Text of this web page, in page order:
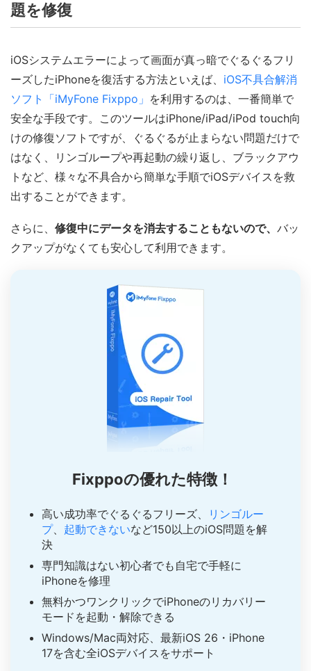
題を修復
iOSシステムエラーによって画面が真っ暗でぐるぐるフリ
ーズしたiPhoneを復活する方法といえば、 iOS不具合解消
ソフト「iMyFone Fixppo」 を利用するのは、一番簡単で
安全な手段です。このツールはiPhone/iPad/iPod touch向
けの修復ソフトですが、ぐるぐるが止まらない問題だけで
はなく、リンゴループや再起動の繰り返し、ブラックアウ
トなど、様々な不具合から簡単な手順でiOSデバイスを救
出することができます。
さらに、 修復中にデータを消去することもないので、 バッ
クアップがなくても安心して利用できます。
Fixppoの優れた特徴！
高い成功率でぐるぐるフリーズ、
リンゴルー
プ、 起動できないなど150以上のiOS問題を解
決
専門知識はない初心者でも自宅で手軽に
iPhoneを修理
無料かつワンクリックでiPhoneのリカバリー
モードを起動・解除できる
Windows/Mac両対応、最新iOS 26・iPhone
17を含む全iOSデバイスをサポート